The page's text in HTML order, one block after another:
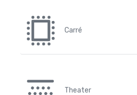
Carré
Theater